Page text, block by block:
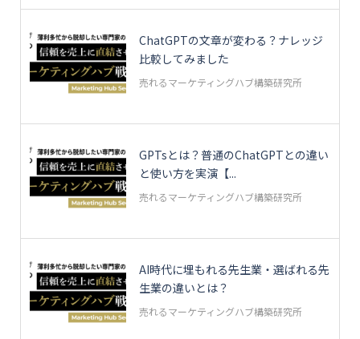
ChatGPTの文章が変わる？ナレッジ
比較してみました
売れるマーケティングハブ構築研究所
GPTsとは？普通のChatGPTとの違い
と使い方を実演【...
売れるマーケティングハブ構築研究所
AI時代に埋もれる先生業・選ばれる先
生業の違いとは？
売れるマーケティングハブ構築研究所